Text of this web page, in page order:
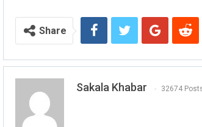
Share
Sakala Khabar 32674